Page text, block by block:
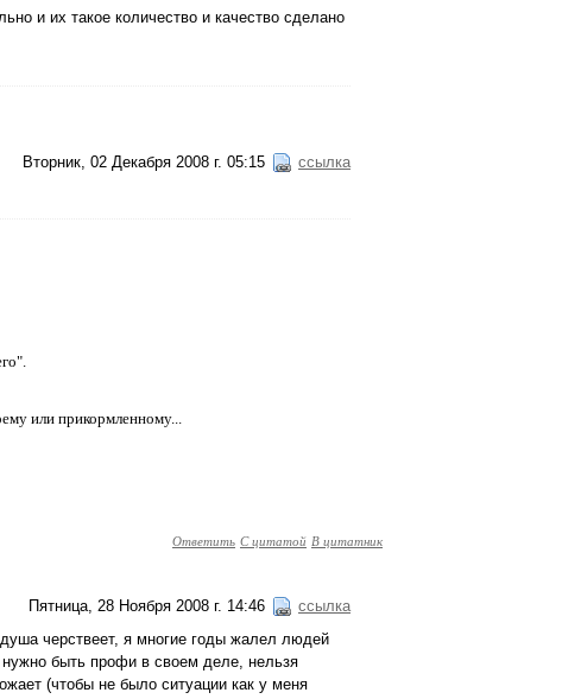
и их такое количество и качество сделано
Вторник, 02 Декабря 2008 г. 05:15 ссылка
или прикормленному...
Ответить С цитатой В цитатник
Пятница, 28 Ноября 2008 г. 14:46 ссылка
черствеет, я многие годы жалел людей
быть профи в своем деле, нельзя
(чтобы не было ситуации как у меня